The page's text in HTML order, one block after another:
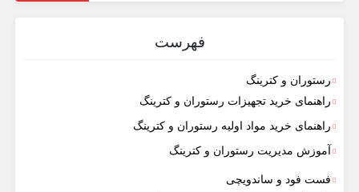
فهرست
رستوران و کترینگ
راهنمای خرید تجهیزات رستوران و کترینگ
راهنمای خرید مواد اولیه رستوران و کترینگ
آموزش مدیریت رستوران و کترینگ
فست فود و ساندویچی